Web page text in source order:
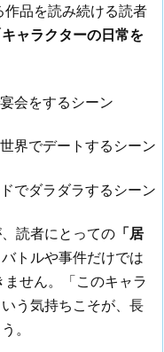
品を読み続ける読者
キャラクターの日常を
会をするシーン
界でデートするシーン
でダラダラするシーン
読者にとっての 「居
トルや事件だけでは
せん。「このキャラ
う気持ちこそが、長
。